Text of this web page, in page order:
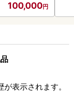
100,000
表示されます。